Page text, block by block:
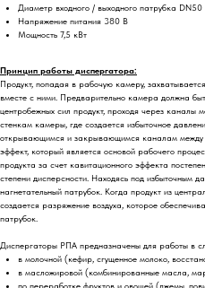
Диаметр входного / выходного патрубка DN50
Напряжение питания 380 В
Мощность 7,5 кВт
Принцип работы диспергатора:
Продукт, попадая в рабочую камеру,
вместе с ними. Предварительно камера должна
центробежных сил продукт, проходя через каналы
стенкам камеры, где создается избыточное
открывающимся и закрывающимся каналам между
эффект, который является основой рабочего
продукта за счет кавитационного эффекта
степени дисперсности. Находясь под избыточным
нагнетательный патрубок. Когда продукт из
создается разряжение воздуха, которое
патрубок.
Диспергаторы РПА предназначены для работы в
в молочной (кефир, сгущенное молоко,
в масложировой (комбинированные масла,
по переработке фруктов и овощей (джемы,